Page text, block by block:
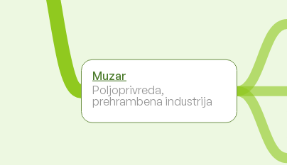
Muzar
Poljoprivreda,
prehrambena industrija